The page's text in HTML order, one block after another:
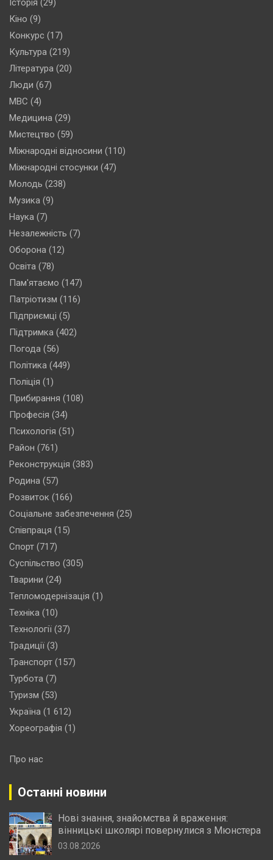
Історія (29)
Кіно (9)
Конкурс (17)
Культура (219)
Література (20)
Люди (67)
МВС (4)
Медицина (29)
Мистецтво (59)
Міжнародні відносини (110)
Міжнародні стосунки (47)
Молодь (238)
Музика (9)
Наука (7)
Незалежність (7)
Оборона (12)
Освіта (78)
Пам'ятаємо (147)
Патріотизм (116)
Підприємці (5)
Підтримка (402)
Погода (56)
Політика (449)
Поліція (1)
Прибирання (108)
Професія (34)
Психологія (51)
Район (761)
Реконструкція (383)
Родина (57)
Розвиток (166)
Соціальне забезпечення (25)
Співпраця (15)
Спорт (717)
Суспільство (305)
Тварини (24)
Тепломодернізація (1)
Техніка (10)
Технології (37)
Традиції (3)
Транспорт (157)
Турбота (7)
Туризм (53)
Україна (1 612)
Хореографія (1)
Про нас
Останні новини
Нові знання, знайомства й враження:
вінницькі школярі повернулися з Мюнстера
03.08.2026